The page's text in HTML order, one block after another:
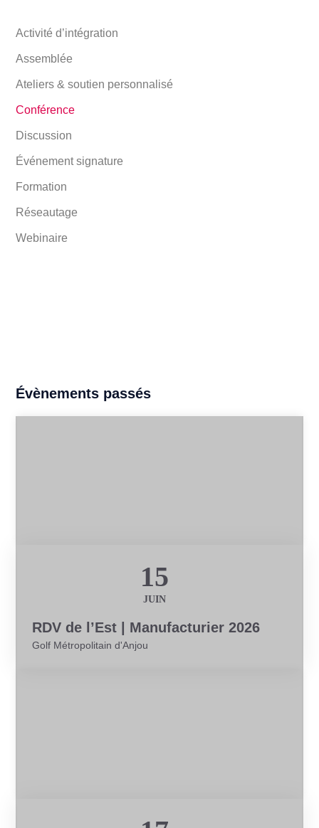
Activité d’intégration
Assemblée
Ateliers & soutien personnalisé
Conférence
Discussion
Événement signature
Formation
Réseautage
Webinaire
Évènements passés
15
JUIN
RDV de l’Est | Manufacturier 2026
Golf Métropolitain d'Anjou